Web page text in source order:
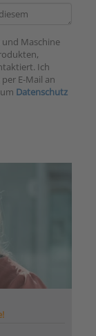
und Maschine
Ich
E-Mail an
Datenschutz